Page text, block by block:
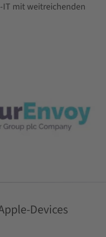
IT mit weitreichenden
Devices